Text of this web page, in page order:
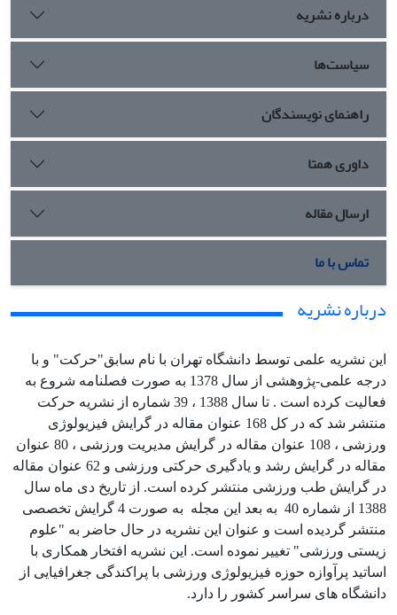
درباره نشریه
سیاست‌ها
راهنمای نویسندگان
داوری همتا
ارسال مقاله
تماس با ما
درباره نشریه
این نشریه علمی توسط دانشگاه تهران با نام سابق"حرکت" و با
درجه علمی-پژوهشی از سال 1378 به صورت فصلنامه شروع به
فعالیت کرده است . تا سال 1388 ، 39 شماره از نشریه حرکت
منتشر شد که در کل 168 عنوان مقاله در گرایش فیزیولوژی
ورزشی ، 108 عنوان مقاله در گرایش مدیریت ورزشی ، 80 عنوان
مقاله در گرایش رشد و یادگیری حرکتی ورزشی و 62 عنوان مقاله
در گرایش طب ورزشی منتشر کرده است. از تاریخ دی ماه سال
1388 از شماره 40 به بعد این مجله به صورت 4 گرایش تخصصی
منتشر گردیده است و عنوان این نشریه در حال حاضر به "علوم
زیستی ورزشی" تغییر نموده است. این نشریه افتخار همکاری با
اساتید پرآوازه حوزه فیزیولوژی ورزشی با پراکندگی جغرافیایی از
دانشگاه های سراسر کشور را دارد.